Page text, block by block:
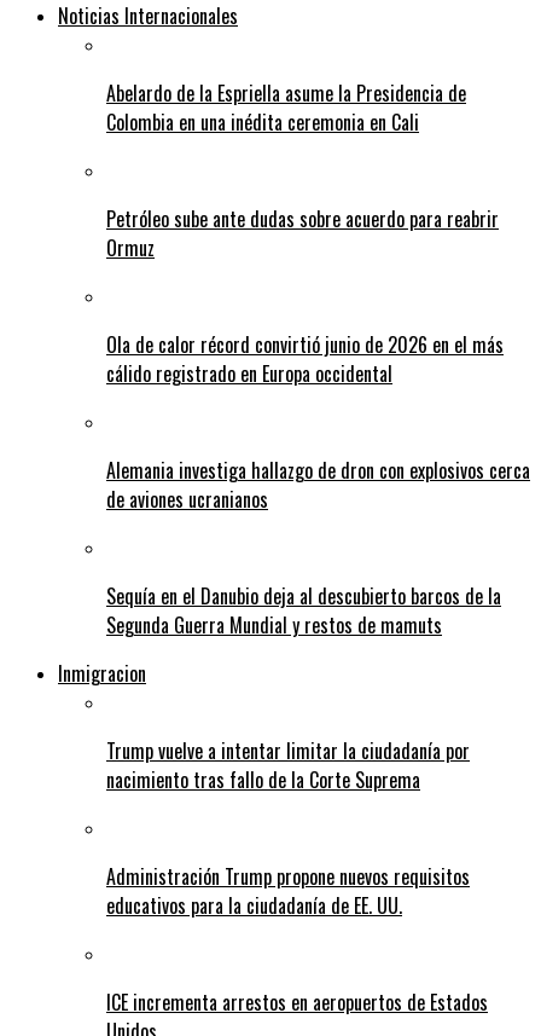
Noticias Internacionales
Abelardo de la Espriella asume la Presidencia de
Colombia en una inédita ceremonia en Cali
Petróleo sube ante dudas sobre acuerdo para reabrir
Ormuz
Ola de calor récord convirtió junio de 2026 en el más
cálido registrado en Europa occidental
Alemania investiga hallazgo de dron con explosivos cerca
de aviones ucranianos
Sequía en el Danubio deja al descubierto barcos de la
Segunda Guerra Mundial y restos de mamuts
Inmigracion
Trump vuelve a intentar limitar la ciudadanía por
nacimiento tras fallo de la Corte Suprema
Administración Trump propone nuevos requisitos
educativos para la ciudadanía de EE. UU.
ICE incrementa arrestos en aeropuertos de Estados